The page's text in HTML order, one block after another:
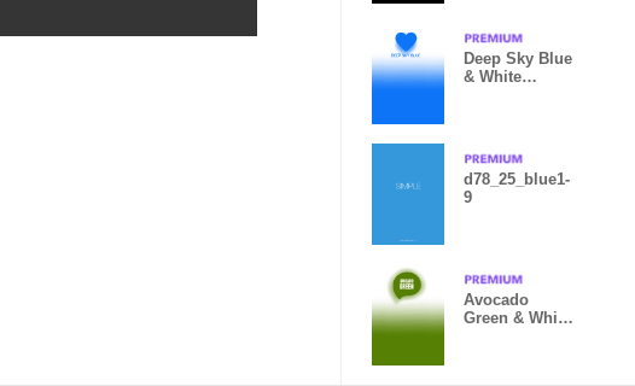
Deep Sky Blue
& White
d78_25_blue1-
9
Avocado
Green & White